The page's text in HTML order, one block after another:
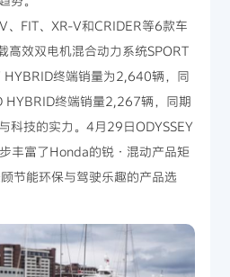
、FIT、XR-V和CRIDER等6款车
高效双电机混合动力系统SPORT
终端销量为2,640辆，同
终端销量2,267辆，同期
科技的实力。4月29日ODYSSEY
丰富了Honda的锐·混动产品矩
节能环保与驾驶乐趣的产品选